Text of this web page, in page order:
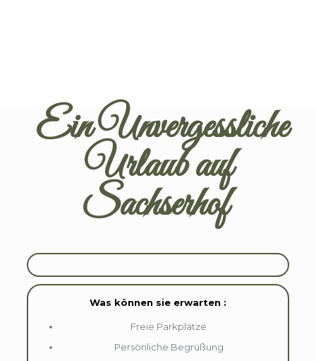
Ein Unvergessliche
Urlaub auf
Sachserhof
Was können sie erwarten :
Freie Parkplätze
Persönliche Begrüßung